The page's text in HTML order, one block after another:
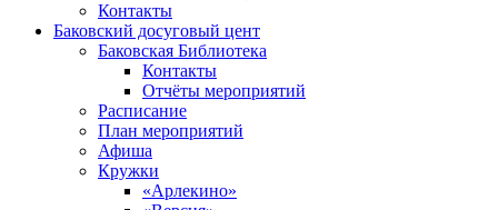
Контакты
Баковский досуговый цент
Баковская Библиотека
Контакты
Отчёты мероприятий
Расписание
План мероприятий
Афиша
Кружки
«Арлекино»